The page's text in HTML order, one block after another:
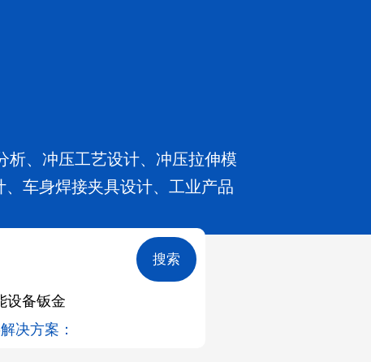
析、冲压工艺设计、冲压拉伸模
车身焊接夹具设计、工业产品
搜索
设备钣金
决方案：